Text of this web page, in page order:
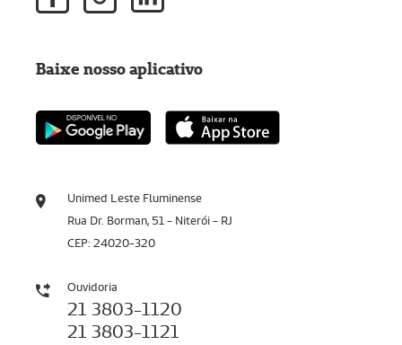
Unimed Leste Fluminense
Rua Dr. Borman, 51 - Niterói - RJ
CEP: 24020-320
Ouvidoria
21 3803-1120
21 3803-1121
Baixe nosso aplicativo